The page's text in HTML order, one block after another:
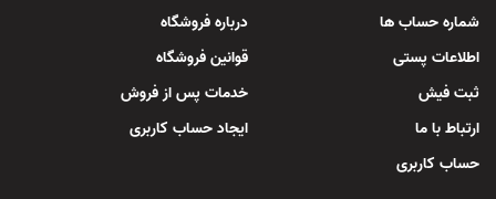
درباره فروشگاه
قوانین فروشگاه
خدمات پس از فروش
ایجاد حساب کاربری
شماره حساب ها
اطلاعات پستی
ثبت فیش
ارتباط با ما
حساب کاربری